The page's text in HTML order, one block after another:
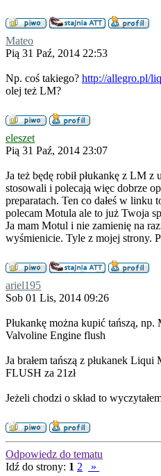
Mateo
Pią 31 Paź, 2014 22:53
Np. coś takiego? http://allegro.pl/
olej też LM?
eleszet
Pią 31 Paź, 2014 23:07
Ja też będę robił płukankę z LM
stosowali i polecają więc dobrze
preparatach. Ten co dałeś w linku
polecam Motula ale to już Twoja
Ja mam Motul i nie zamienię na
wyśmienicie. Tyle z mojej strony.
ariel195
Sob 01 Lis, 2014 09:26
Płukankę można kupić tańszą,
Valvoline Engine flush
Ja brałem tańszą z płukanek
FLUSH za 21zł
Jeżeli chodzi o skład to
Odpowiedz do tematu
Idź do strony: 1 2 »